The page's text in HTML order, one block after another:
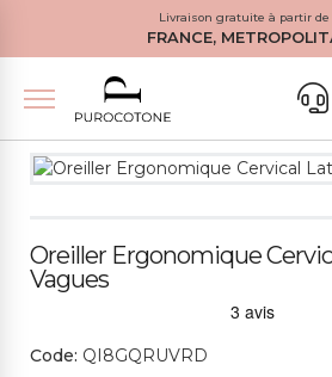
Livraison gratuite à partir de
FRANCE,
Oreiller Ergonomique
Vagues
Code: QI8GQRUVRD